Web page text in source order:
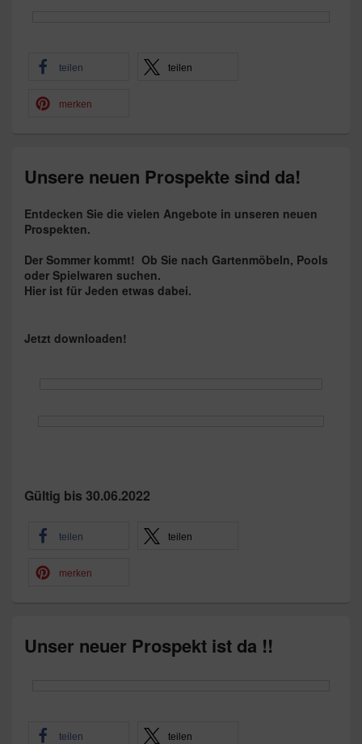
teilen teilen
merken
Unsere neuen Prospekte sind da!
Entdecken Sie die vielen Angebote in unseren neuen
Prospekten.
Der Sommer kommt! Ob Sie nach Gartenmöbeln, Pools
oder Spielwaren suchen.
Hier ist für Jeden etwas dabei.
Jetzt downloaden!
Gültig bis 30.06.2022
teilen teilen
merken
Unser neuer Prospekt ist da !!
teilen teilen